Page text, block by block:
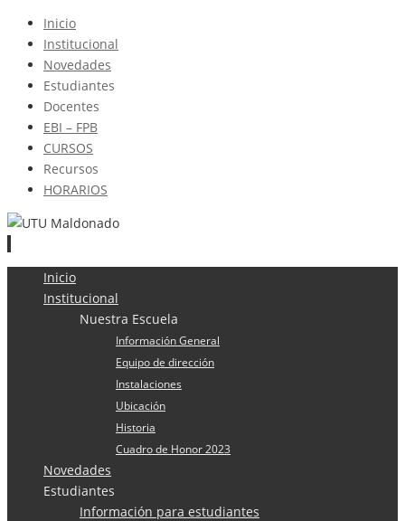
Inicio
Institucional
Novedades
Estudiantes
Docentes
EBI – FPB
CURSOS
Recursos
HORARIOS
Inicio
Institucional
Nuestra Escuela
Información General
Equipo de dirección
Instalaciones
Ubicación
Historia
Cuadro de Honor 2023
Novedades
Estudiantes
Información para estudiantes